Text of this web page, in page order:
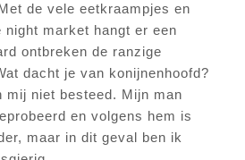
de vele eetkraampjes en
night market hangt er een
ontbreken de ranzige
dacht je van konijnenhoofd?
mij niet besteed. Mijn man
en volgens hem is
maar in dit geval ben ik